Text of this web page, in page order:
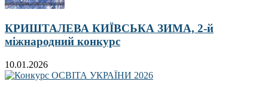
КРИШТАЛЕВА КИЇВСЬКА ЗИМА, 2-й
міжнародний конкурс
10.01.2026